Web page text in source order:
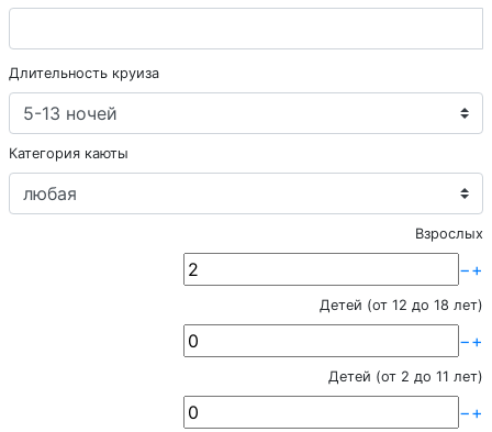
Длительность круиза
Категория каюты
Взрослых
−+
Детей (от 12 до 18 лет)
−+
Детей (от 2 до 11 лет)
−+